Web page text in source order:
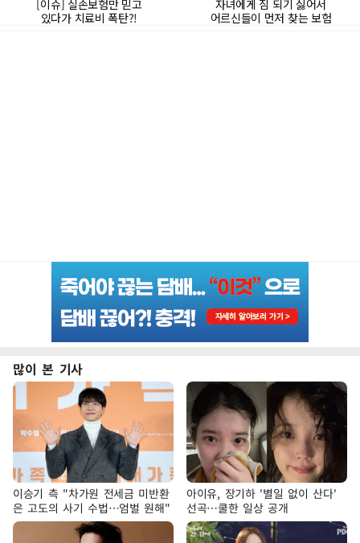
많이 본 기사
이승기 측 "차가원 전세금 미반환
은 고도의 사기 수법…엄벌 원해"
아이유, 장기하 '별일 없이 산다'
선곡…쿨한 일상 공개